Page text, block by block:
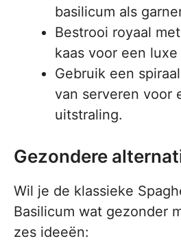
basilicum als
Bestrooi royaal
kaas voor een luxe
Gebruik een
van serveren voor
uitstraling.
Gezondere
Wil je de klassieke
Basilicum wat gezonder
zes ideeën: